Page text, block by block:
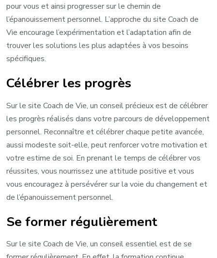
pour vous et ainsi progresser sur le chemin de
l’épanouissement personnel. L’approche du site Coach de
Vie encourage l’expérimentation et l’adaptation afin de
trouver les solutions les plus adaptées à vos besoins
spécifiques.
Célébrer les progrès
Sur le site Coach de Vie, un conseil précieux est de célébrer
les progrès réalisés dans votre parcours de développement
personnel. Reconnaître et célébrer chaque petite avancée,
aussi modeste soit-elle, peut renforcer votre motivation et
votre estime de soi. En prenant le temps de célébrer vos
réussites, vous nourrissez une attitude positive et vous
vous encouragez à persévérer sur la voie du changement et
de l’épanouissement personnel.
Se former régulièrement
Sur le site Coach de Vie, un conseil essentiel est de se